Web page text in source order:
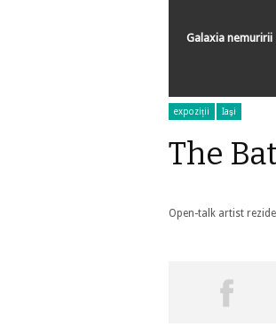
Galaxia nemuririi
expoziții Iaşi
The
Open-talk artist